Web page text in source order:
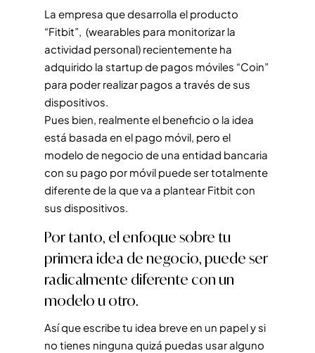
La empresa que desarrolla el producto
“Fitbit”, (wearables para monitorizar la
actividad personal) recientemente ha
adquirido la startup de pagos móviles “Coin”
para poder realizar pagos a través de sus
dispositivos.
Pues bien, realmente el beneficio o la idea
está basada en el pago móvil, pero el
modelo de negocio de una entidad bancaria
con su pago por móvil puede ser totalmente
diferente de la que va a plantear Fitbit con
sus dispositivos.
Por tanto, el enfoque sobre tu
primera idea de negocio, puede ser
radicalmente diferente con un
modelo u otro.
Así que escribe tu idea breve en un papel y si
no tienes ninguna quizá puedas usar alguno